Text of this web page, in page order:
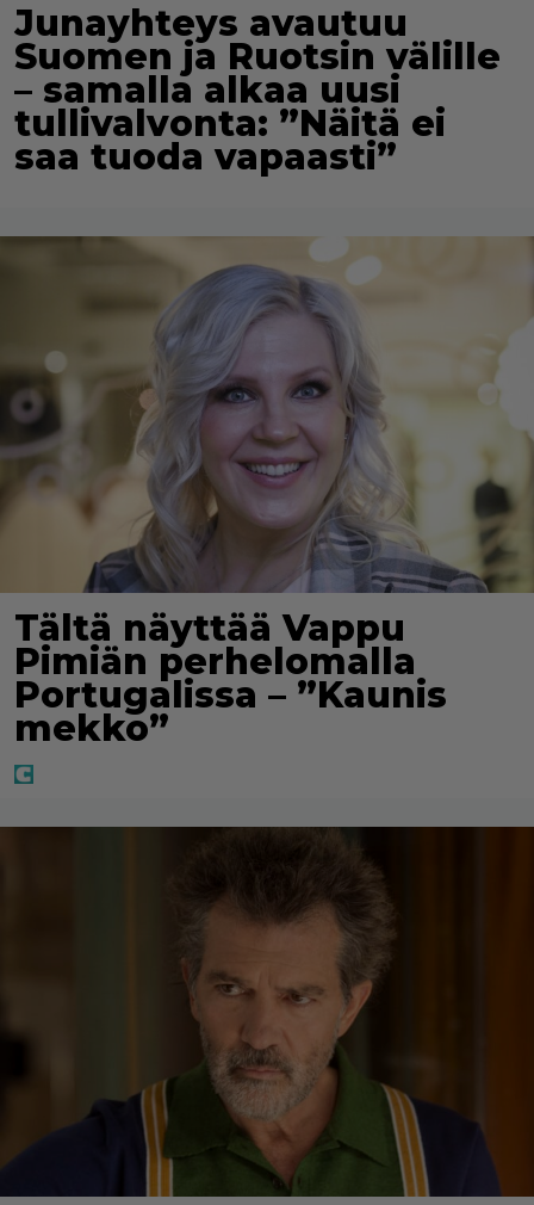
Junayhteys avautuu
Suomen ja Ruotsin välille
– samalla alkaa uusi
tullivalvonta: ”Näitä ei
saa tuoda vapaasti”
Tältä näyttää Vappu
Pimiän perhelomalla
Portugalissa – ”Kaunis
mekko”